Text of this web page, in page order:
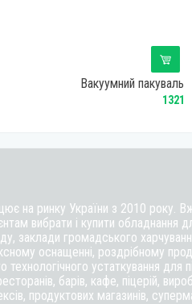
пакувальник Frosty FVP781CF
на ринку України з 2010 року.
вибрати і купити обладнання
, заклади громадського
оснащенні, роздрібному
технологічного устаткування для
барів, кафе, піцерій,
продуктових магазинів,